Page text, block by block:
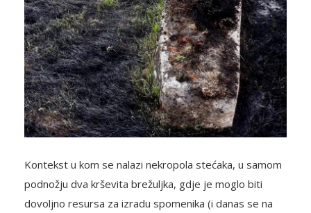
Kontekst u kom se nalazi nekropola stećaka, u samom
podnožju dva krševita brežuljka, gdje je moglo biti
dovoljno resursa za izradu spomenika (i danas se na